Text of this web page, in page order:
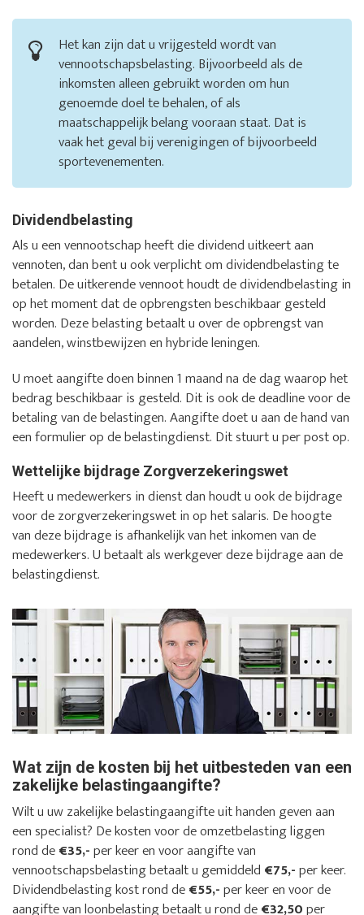
Het kan zijn dat u vrijgesteld wordt van
vennootschapsbelasting. Bijvoorbeeld als de
inkomsten alleen gebruikt worden om hun
genoemde doel te behalen, of als
maatschappelijk belang vooraan staat. Dat is
vaak het geval bij verenigingen of bijvoorbeeld
sportevenementen.
Dividendbelasting
Als u een vennootschap heeft die dividend uitkeert aan
vennoten, dan bent u ook verplicht om dividendbelasting te
betalen. De uitkerende vennoot houdt de dividendbelasting in
op het moment dat de opbrengsten beschikbaar gesteld
worden. Deze belasting betaalt u over de opbrengst van
aandelen, winstbewijzen en hybride leningen.
U moet aangifte doen binnen 1 maand na de dag waarop het
bedrag beschikbaar is gesteld. Dit is ook de deadline voor de
betaling van de belastingen. Aangifte doet u aan de hand van
een formulier op de belastingdienst. Dit stuurt u per post op.
Wettelijke bijdrage Zorgverzekeringswet
Heeft u medewerkers in dienst dan houdt u ook de bijdrage
voor de zorgverzekeringswet in op het salaris. De hoogte
van deze bijdrage is afhankelijk van het inkomen van de
medewerkers. U betaalt als werkgever deze bijdrage aan de
belastingdienst.
Wat zijn de kosten bij het uitbesteden van een
zakelijke belastingaangifte?
Wilt u uw zakelijke belastingaangifte uit handen geven aan
een specialist? De kosten voor de omzetbelasting liggen
rond de€35,-per keer en voor aangifte van
vennootschapsbelasting betaalt u gemiddeld €75,-per keer.
Dividendbelasting kost rond de€55,-per keer en voor de
aangifte van loonbelasting betaalt u rond de€32,50per